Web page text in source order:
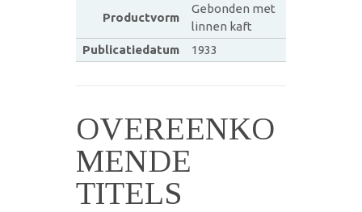
Productvorm
Gebonden met
linnen kaft
Publicatiedatum
1933
OVEREENKO
MENDE
TITELS